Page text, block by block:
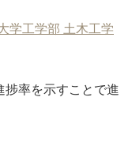
学工学部 土木工学
捗率を示すことで進